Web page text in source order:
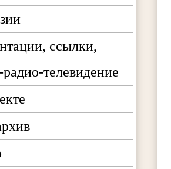
ссылки,
телевидение